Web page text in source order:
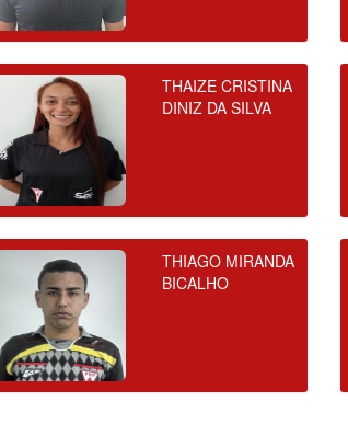
THAIZE CRISTINA
DINIZ DA SILVA
THIAGO MIRANDA
BICALHO